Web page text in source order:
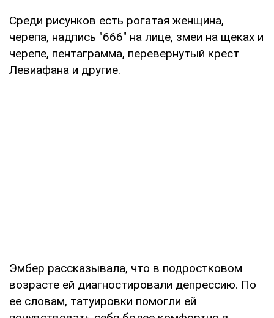
Среди рисунков есть рогатая женщина,
черепа, надпись "666" на лице, змеи на щеках и
черепе, пентаграмма, перевернутый крест
Левиафана и другие.
Эмбер рассказывала, что в подростковом
возрасте ей диагностировали депрессию. По
ее словам, татуировки помогли ей